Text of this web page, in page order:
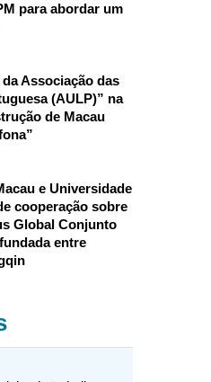
para abordar um
Associação das
(AULP)” na
de Macau
e Universidade
cooperação sobre
Global Conjunto
entre